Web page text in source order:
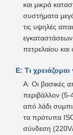
και μικρά
συστήματα
τις υψηλές
εγκαταστάσεων
πετρελαίου και
Ε: Τι
A: Οι βασικές
περιβάλλον (5-
από λάδι
τα πρότυπα
σύνδεση